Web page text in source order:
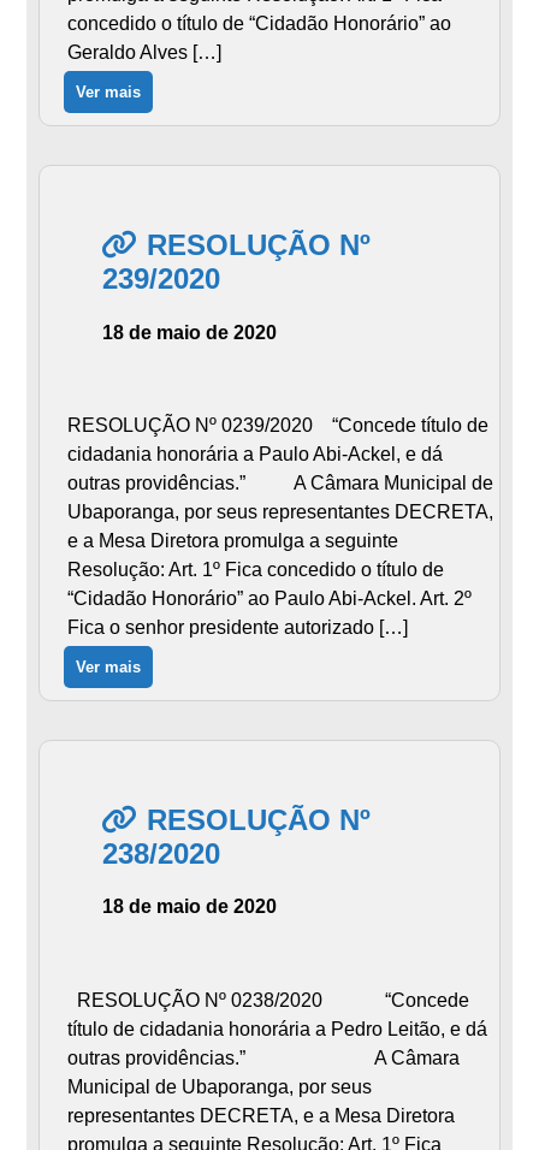
concedido o título de “Cidadão Honorário” ao
Geraldo Alves […]
Ver mais
RESOLUÇÃO Nº
239/2020
18 de maio de 2020
RESOLUÇÃO Nº 0239/2020 “Concede título de
cidadania honorária a Paulo Abi-Ackel, e dá
outras providências.” A Câmara Municipal de
Ubaporanga, por seus representantes DECRETA,
e a Mesa Diretora promulga a seguinte
Resolução: Art. 1º Fica concedido o título de
“Cidadão Honorário” ao Paulo Abi-Ackel. Art. 2º
Fica o senhor presidente autorizado […]
Ver mais
RESOLUÇÃO Nº
238/2020
18 de maio de 2020
RESOLUÇÃO Nº 0238/2020 “Concede
título de cidadania honorária a Pedro Leitão, e dá
outras providências.” A Câmara
Municipal de Ubaporanga, por seus
representantes DECRETA, e a Mesa Diretora
promulga a seguinte Resolução: Art. 1º Fica